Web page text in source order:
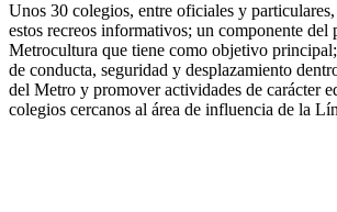
Unos 30 colegios, entre oficiales y
estos recreos informativos; un componente del
Metrocultura que tiene como objetivo
de conducta, seguridad y desplazamiento
del Metro y promover actividades de carácter
colegios cercanos al área de influencia de la